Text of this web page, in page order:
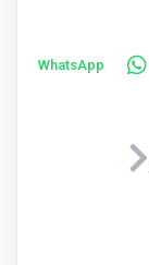
WhatsApp